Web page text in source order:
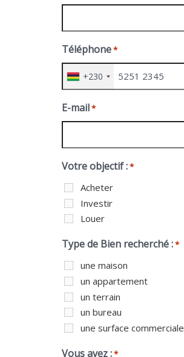
Téléphone*
+230
E-mail*
Votre objectif :*
Acheter
Investir
Louer
Type de Bien recherché :*
une maison
un appartement
un terrain
un bureau
une surface commerciale
Vous avez :*